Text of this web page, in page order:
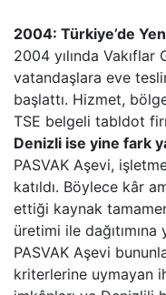
2004: Türkiye’de
2004 yılında
vatandaşlara eve
başlattı. Hizmet,
TSE belgeli tabldot
Denizli ise yine fark
PASVAK Aşevi,
katıldı. Böylece kâr
ettiği kaynak
üretimi ile
PASVAK Aşevi
kriterlerine uymayan